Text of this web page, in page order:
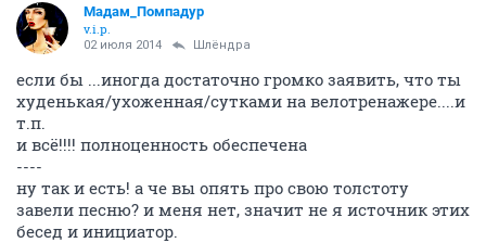
Мадам_Помпадур
v.i.p.
02 июля 2014 Шлёндра
если бы ...иногда достаточно громко заявить, что ты
худенькая/ухоженная/сутками на велотренажере....и
т.п.
и всё!!!! полноценность обеспечена
----
ну так и есть! а че вы опять про свою толстоту
завели песню? и меня нет, значит не я источник этих
бесед и инициатор.